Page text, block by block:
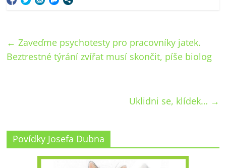
← Zaveďme psychotesty pro pracovníky jatek.
Beztrestné týrání zvířat musí skončit, píše biolog
Uklidni se, klídek… →
Povídky Josefa Dubna